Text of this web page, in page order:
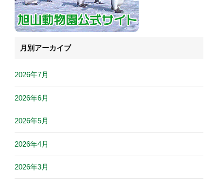
月別アーカイブ
2026年7月
2026年6月
2026年5月
2026年4月
2026年3月